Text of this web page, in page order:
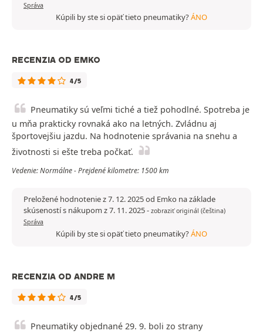
Správa
Kúpili by ste si opäť tieto pneumatiky?ÁNO
RECENZIA OD EMKO
4/5
Pneumatiky sú veľmi tiché a tiež pohodlné. Spotreba je
u mňa prakticky rovnaká ako na letných. Zvládnu aj
športovejšiu jazdu. Na hodnotenie správania na snehu a
životnosti si ešte treba počkať.
Vedenie: Normálne - Prejdené kilometre: 1500 km
Preložené hodnotenie z 7. 12. 2025 od Emko na základe
skúseností s nákupom z 7. 11. 2025- zobraziť originál (čeština)
Správa
Kúpili by ste si opäť tieto pneumatiky?ÁNO
RECENZIA OD ANDRE M
4/5
Pneumatiky objednané 29. 9. boli zo strany